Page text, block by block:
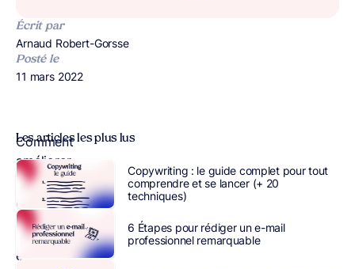
Écrit par
Publié par
Arnaud Robert-Gorsse
Posté le
Publié le
11 mars 2022
Comment
améliorer
la
productivité
de
son
équipe
Les articles les plus lus
Copywriting : le guide complet pour tout
comprendre et se lancer (+ 20
techniques)
6 Étapes pour rédiger un e-mail
professionnel remarquable